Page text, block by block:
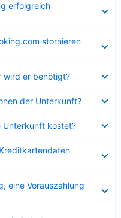
erfolgreich
stornieren
wird er benötigt?
der Unterkunft?
Unterkunft kostet?
eine Vorauszahlung